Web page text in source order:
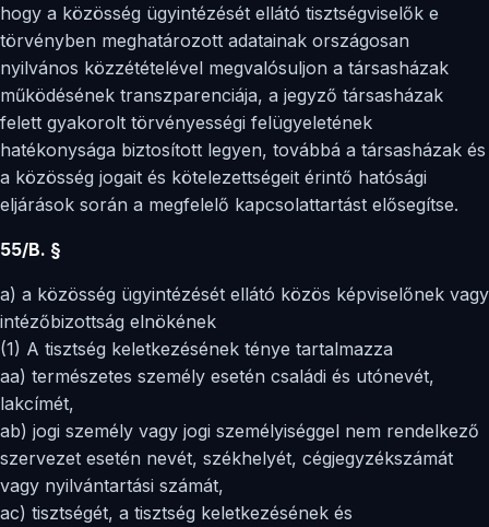
hogy a közösség ügyintézését ellátó tisztségviselők e
törvényben meghatározott adatainak országosan
nyilvános közzétételével megvalósuljon a társasházak
működésének transzparenciája, a jegyző társasházak
felett gyakorolt törvényességi felügyeletének
hatékonysága biztosított legyen, továbbá a társasházak és
a közösség jogait és kötelezettségeit érintő hatósági
eljárások során a megfelelő kapcsolattartást elősegítse.
55/B. §
a) a közösség ügyintézését ellátó közös képviselőnek vagy
intézőbizottság elnökének
(1) A tisztség keletkezésének ténye tartalmazza
aa) természetes személy esetén családi és utónevét,
lakcímét,
ab) jogi személy vagy jogi személyiséggel nem rendelkező
szervezet esetén nevét, székhelyét, cégjegyzékszámát
vagy nyilvántartási számát,
ac) tisztségét, a tisztség keletkezésének és